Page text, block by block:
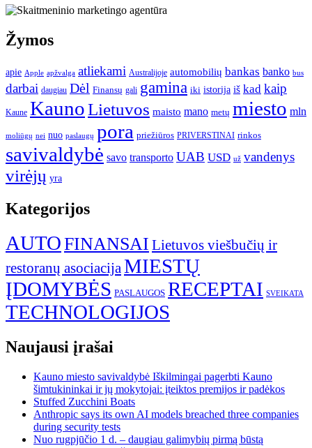
Žymos
apie Apple apžvalga atliekami Australijoje automobilių bankas banko bus
darbai daugiau Dėl Finansų gali gamina iki istorija iš kad kaip
Kaune KaunoLietuvos maisto mano metų miesto mln
moliūgų nei nuo paslaugų pora priežiūros PRIVERSTINAI rinkos
savivaldybė savo transporto UAB USD už vandenys
virėjų yra
Kategorijos
AUTOFINANSAI Lietuvos viešbučių ir
restoranų asociacijaMIESTŲ
ĮDOMYBĖS PASLAUGOS RECEPTAI SVEIKATA
TECHNOLOGIJOS
Naujausi įrašai
Kauno miesto savivaldybė Iškilmingai pagerbti Kauno
šimtukininkai ir jų mokytojai: įteiktos premijos ir padėkos
Stuffed Zucchini Boats
Anthropic says its own AI models breached three companies
during security tests
Nuo rugpjūčio 1 d. – daugiau galimybių pirmą būstą